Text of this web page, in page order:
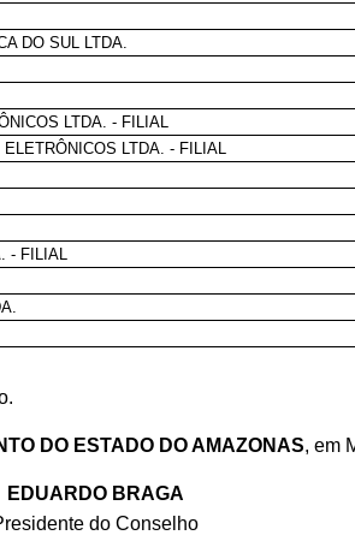
DO SUL LTDA.
LTDA. - FILIAL
LTDA. - FILIAL
- FILIAL
DO ESTADO DO AMAZONAS, em
EDUARDO BRAGA
do Conselho